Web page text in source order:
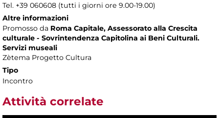
Tel. +39 060608 (tutti i giorni ore 9.00-19.00)
Altre informazioni
Promosso da Roma Capitale, Assessorato alla Crescita
culturale - Sovrintendenza Capitolina ai Beni Culturali.
Servizi museali
Zètema Progetto Cultura
Tipo
Incontro
Attività correlate